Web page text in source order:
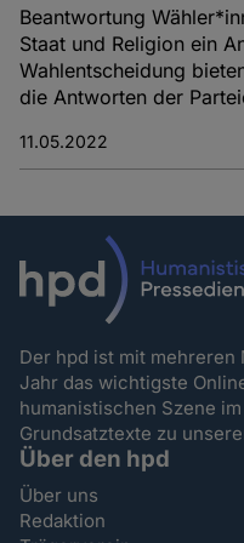
Beantwortung
Staat und Religion ein
Wahlentscheidung
die Antworten der
11.05.2022
Der hpd ist mit
Jahr das wichtigste
humanistischen Szene
Grundsatztexte zu
Über den hpd
Über uns
Redaktion